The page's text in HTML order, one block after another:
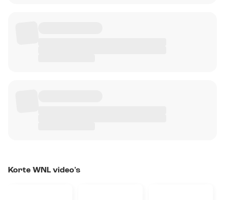
Korte WNL video's